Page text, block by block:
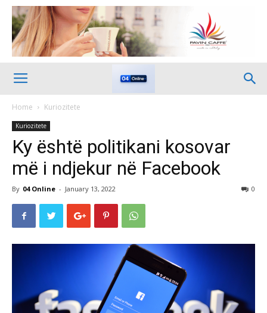
Home Kuriozitete
Kuriozitete
Ky është politikani kosovar
më i ndjekur në Facebook
By 04 Online - January 13, 2022 0